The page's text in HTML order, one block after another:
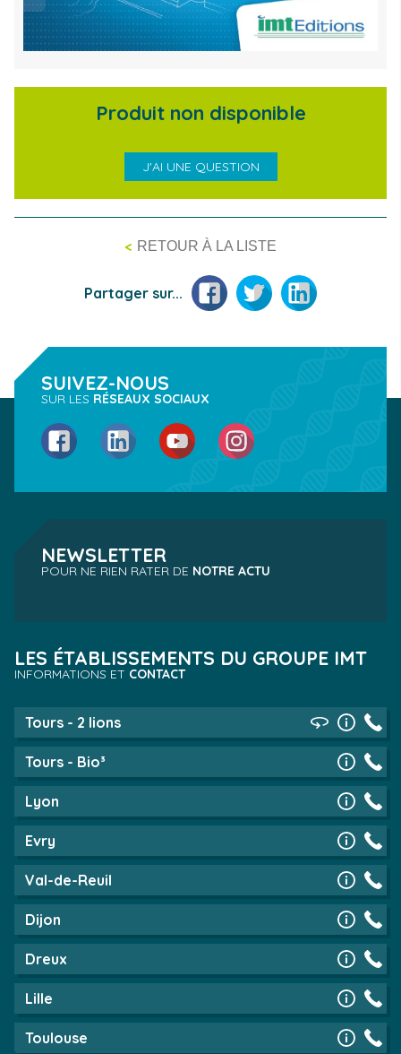
Produit non disponible
J'AI UNE QUESTION
< RETOUR À LA LISTE
Partager sur... FacebookTwitter LinkedIn
SUIVEZ-NOUS
SUR LES RÉSEAUX SOCIAUX
FacebookLinkedIn YouTube Instagram
NEWSLETTER
POUR NE RIEN RATER DE NOTRE ACTU
LES ÉTABLISSEMENTS DU GROUPE IMT
INFORMATIONS ET CONTACT
Tours - 2 lions
Tours - Bio³
Lyon
Evry
Val-de-Reuil
Dijon
Dreux
Lille
Toulouse